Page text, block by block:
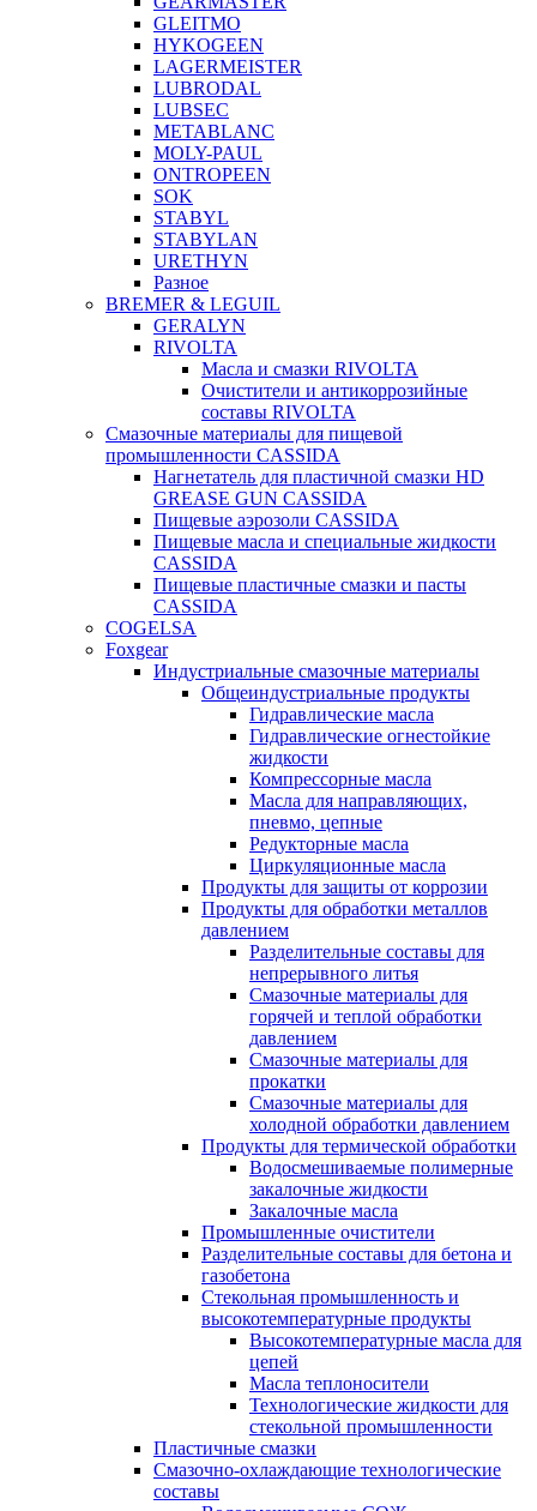
GLEITMO
HYKOGEEN
LAGERMEISTER
LUBRODAL
LUBSEC
METABLANC
MOLY-PAUL
ONTROPEEN
SOK
STABYL
STABYLAN
URETHYN
Разное
BREMER & LEGUIL
GERALYN
RIVOLTA
Масла и смазки RIVOLTA
Очистители и антикоррозийные
составы RIVOLTA
Смазочные материалы для пищевой
промышленности CASSIDA
Нагнетатель для пластичной смазки HD
GREASE GUN CASSIDA
Пищевые аэрозоли CASSIDA
Пищевые масла и специальные жидкости
CASSIDA
Пищевые пластичные смазки и пасты
CASSIDA
COGELSA
Foxgear
Индустриальные смазочные материалы
Общеиндустриальные продукты
Гидравлические масла
Гидравлические огнестойкие
жидкости
Компрессорные масла
Масла для направляющих,
пневмо, цепные
Редукторные масла
Циркуляционные масла
Продукты для защиты от коррозии
Продукты для обработки металлов
давлением
Разделительные составы для
непрерывного литья
Смазочные материалы для
горячей и теплой обработки
давлением
Смазочные материалы для
прокатки
Смазочные материалы для
холодной обработки давлением
Продукты для термической обработки
Водосмешиваемые полимерные
закалочные жидкости
Закалочные масла
Промышленные очистители
Разделительные составы для бетона и
газобетона
Стекольная промышленность и
высокотемпературные продукты
Высокотемпературные масла для
цепей
Масла теплоносители
Технологические жидкости для
стекольной промышленности
Пластичные смазки
Смазочно-охлаждающие технологические
составы